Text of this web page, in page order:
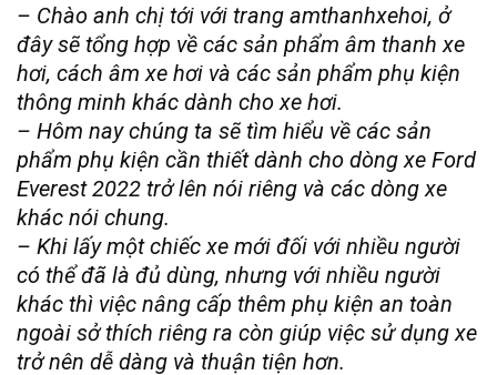
– Chào anh chị tới với trang amthanhxehoi, ở
đây sẽ tổng hợp về các sản phẩm âm thanh xe
hơi, cách âm xe hơi và các sản phẩm phụ kiện
thông minh khác dành cho xe hơi.
– Hôm nay chúng ta sẽ tìm hiểu về các sản
phẩm phụ kiện cần thiết dành cho dòng xe Ford
Everest 2022 trở lên nói riêng và các dòng xe
khác nói chung.
– Khi lấy một chiếc xe mới đối với nhiều người
có thể đã là đủ dùng, nhưng với nhiều người
khác thì việc nâng cấp thêm phụ kiện an toàn
ngoài sở thích riêng ra còn giúp việc sử dụng xe
trở nên dễ dàng và thuận tiện hơn.